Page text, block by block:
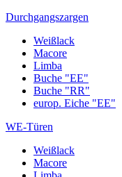
Durchgangszargen
Weißlack
Macore
Limba
Buche "EE"
Buche "RR"
europ. Eiche "EE"
WE-Türen
Weißlack
Macore